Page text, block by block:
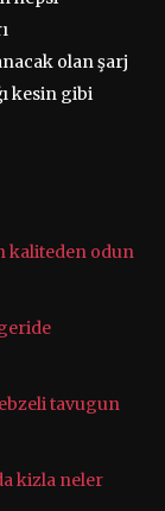
olan şarj
kesin gibi
kaliteden odun
tavugun
kizla neler